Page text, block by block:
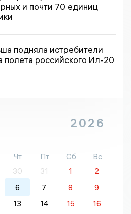
и почти 70 единиц
подняла истребители
полета российского Ил-20
2026
Чт Пт Сб
Вс
30 31 1
2
6 7 8
9
13 14 15
16